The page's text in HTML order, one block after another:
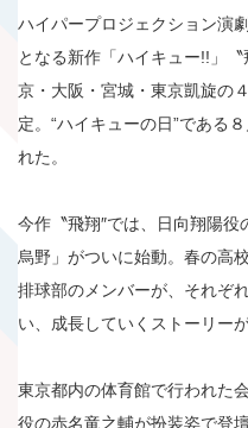
ハイパープロジェクション演
となる新作「ハイキュー!!」
京・大阪・宮城・東京凱旋の
定。“ハイキューの日”である
れた。
今作〝飛翔″では、日向翔陽
烏野」がついに始動。春の高
排球部のメンバーが、それぞ
い、成長していくストーリー
東京都内の体育館で行われた
役の赤名竜之輔が扮装姿で登